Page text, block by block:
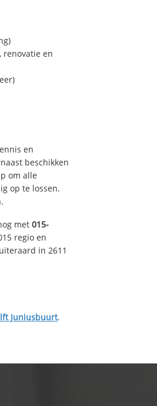
renovatie en
en
beschikken
om alle
op te lossen.
met 015-
regio en
in 2611
Juniusbuurt.